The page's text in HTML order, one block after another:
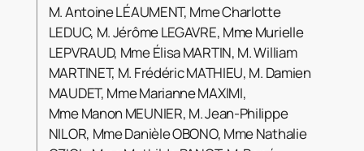
M. Antoine LÉAUMENT, Mme Charlotte
LEDUC, M. Jérôme LEGAVRE, Mme Murielle
LEPVRAUD, Mme Élisa MARTIN, M. William
MARTINET, M. Frédéric MATHIEU, M. Damien
MAUDET, Mme Marianne MAXIMI,
Mme Manon MEUNIER, M. Jean-Philippe
NILOR, Mme Danièle OBONO, Mme Nathalie